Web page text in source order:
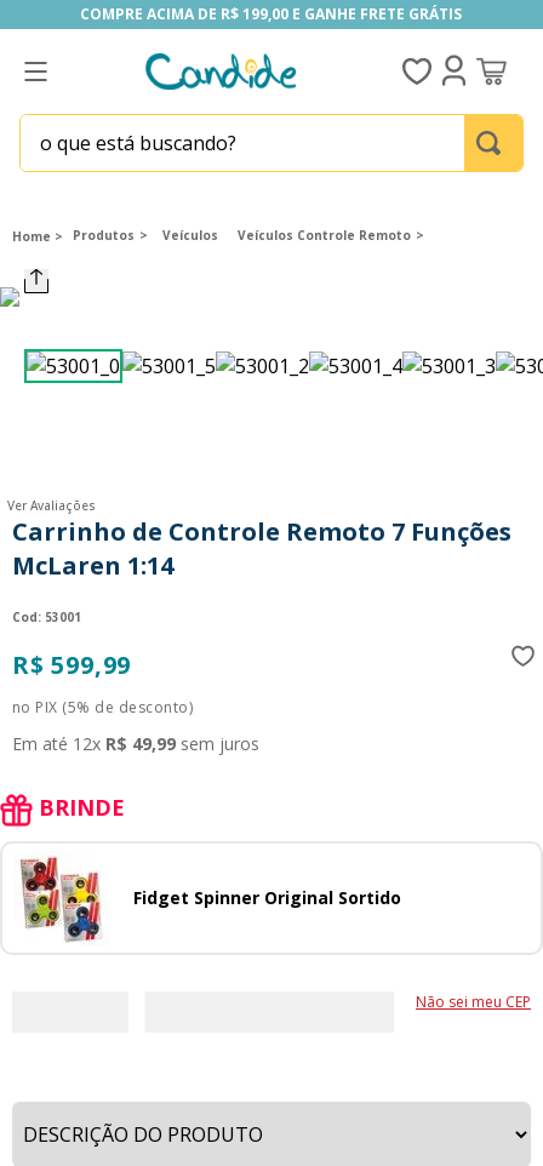
COMPRE ACIMA DE R$ 199,00 E GANHE FRETE GRÁTIS
COMPRE ACIMA DE R$ 199,00 E GANHE FRETE GRÁTIS
o que está buscando?
Produtos Veículos Veículos Controle Remoto
Ver Avaliações
Carrinho de Controle Remoto 7 Funções
McLaren 1:14
: 53001
R$ 599,99
no PIX (5% de desconto)
Em até 12x R$ 49,99 sem juros
BRINDE
Fidget Spinner Original Sortido
Não sei meu CEP
funko
º
funko pop
9º